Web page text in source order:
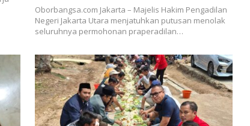
Oborbangsa.com Jakarta – Majelis Hakim Pengadilan
Negeri Jakarta Utara menjatuhkan putusan menolak
seluruhnya permohonan praperadilan…